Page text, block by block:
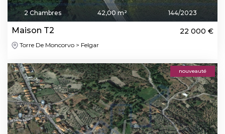
2 Chambres 42,00 m² 144/2023
Maison T2 22 000 €
Torre De Moncorvo > Felgar
nouveauté